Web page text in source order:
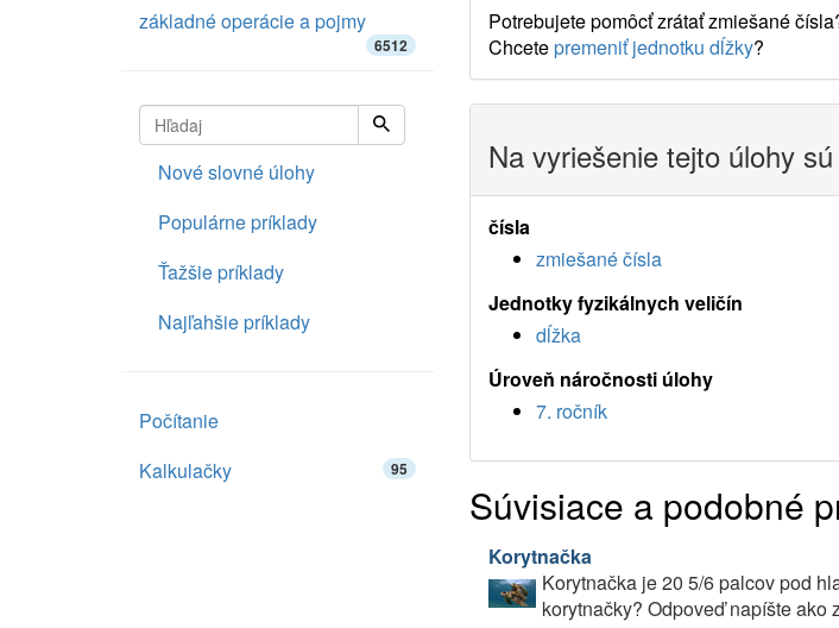
Potrebujete pomôcť zrátať zmiešané
Chcetepremeniť jednotku dĺžky?
Na vyriešenie tejto úlohy
čísla
zmiešané čísla
Jednotky fyzikálnych veličín
dĺžka
Úroveň náročnosti úlohy
7. ročník
Súvisiace a podobné
Korytnačka
Korytnačka je 20 5/6 palcov pod
korytnačky? Odpoveď napíšte ako
základné operácie a pojmy
6512
Nové slovné úlohy
Populárne príklady
Ťažšie príklady
Najľahšie príklady
Počítanie
Kalkulačky
95